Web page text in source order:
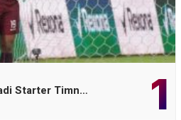
1
Starter Timn…